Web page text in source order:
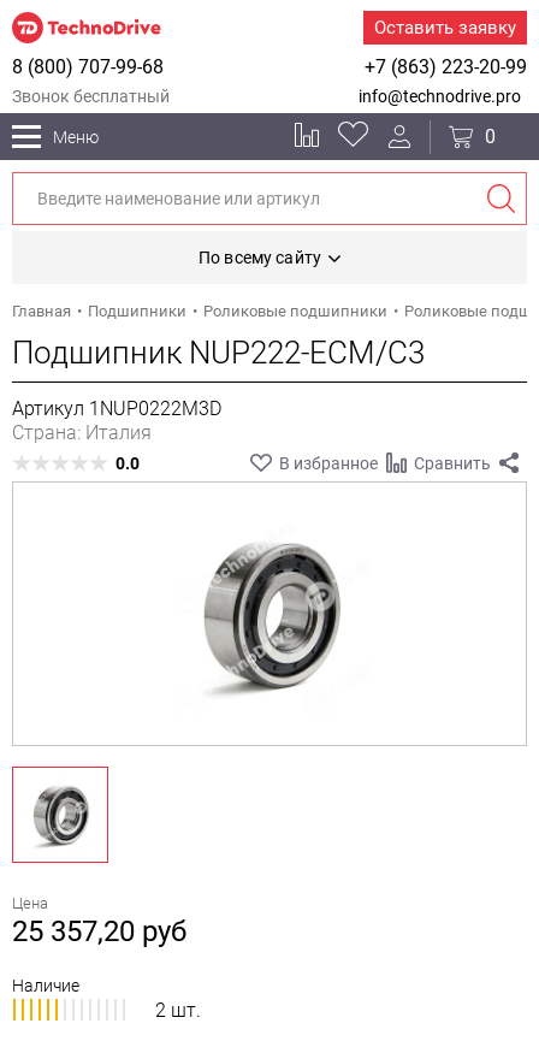
Оставить заявку
+7 (863) 223-20-99
8 (800) 707-99-68
Звонок бесплатный info@technodrive.pro
Меню 0
По всему сайту
Главная Подшипники Роликовые подшипники Роликовые
Подшипник NUP222-ECM/C3
Артикул 1NUP0222M3D
Страна: Италия
0.0 В избранное Сравнить
Цена
25 357,20 руб
Наличие
2 шт.